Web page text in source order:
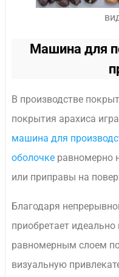
Машина для
В производстве
покрытия арахиса
машина для
оболочке равномерно
или приправы на
Благодаря
приобретает
равномерным слоем
визуальную